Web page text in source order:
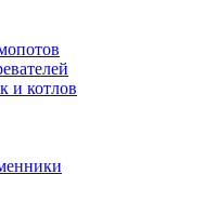
и котлов